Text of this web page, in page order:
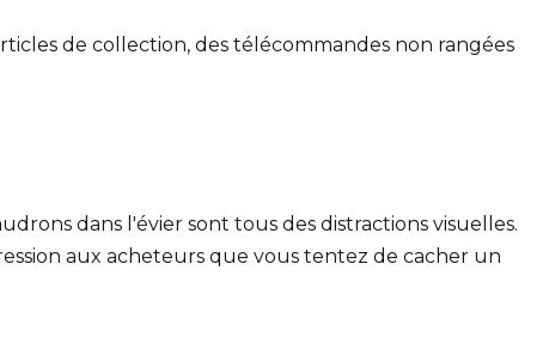
de collection, des télécommandes non rangées
dans l'évier sont tous des distractions visuelles.
aux acheteurs que vous tentez de cacher un